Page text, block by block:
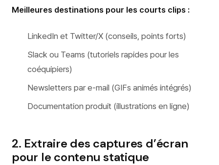
Meilleures destinations pour les courts clips :
LinkedIn et Twitter/X (conseils, points forts)
Slack ou Teams (tutoriels rapides pour les
coéquipiers)
Newsletters par e-mail (GIFs animés intégrés)
Documentation produit (illustrations en ligne)
2. Extraire des captures d’écran
pour le contenu statique